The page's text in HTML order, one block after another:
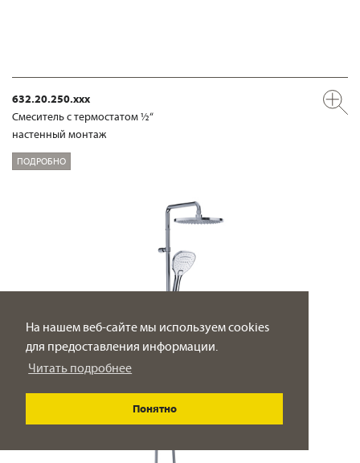
На нашем веб-сайте мы используем cookies
для предоставления информации.
Читать подробнее
Понятно
632.20.250.xxx
Смеситель с термостатом ½“
настенный монтаж
ПОДРОБНО